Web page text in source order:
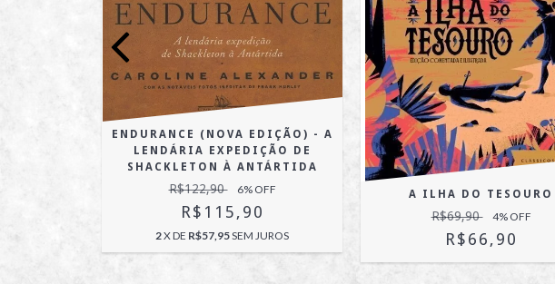
ENDURANCE (NOVA EDIÇÃO) - A
LENDÁRIA EXPEDIÇÃO DE
SHACKLETON À ANTÁRTIDA
R$122,90 6% OFF
R$115,90
2X DE R$57,95SEM JUROS
A ILHA DO TESOURO
R$69,90 4% OFF
R$66,90